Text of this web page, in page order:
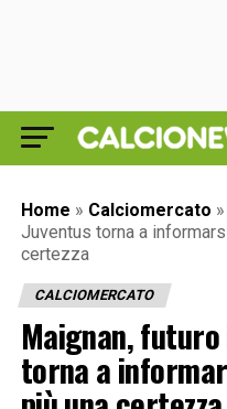
Home » Calciomercato »
Juventus torna a
certezza
CALCIOMERCATO
Maignan,
torna a